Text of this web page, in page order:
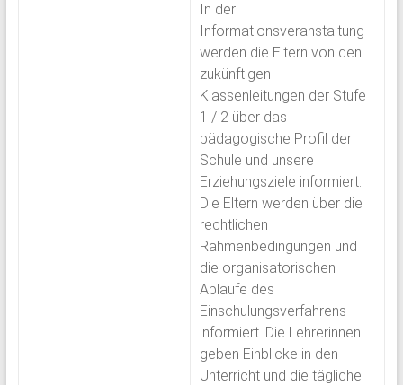
In der
Informationsveranstaltung
werden die Eltern von den
zukünftigen
Klassenleitungen der Stufe
1 / 2 über das
pädagogische Profil der
Schule und unsere
Erziehungsziele informiert.
Die Eltern werden über die
rechtlichen
Rahmenbedingungen und
die organisatorischen
Abläufe des
Einschulungsverfahrens
informiert. Die Lehrerinnen
geben Einblicke in den
Unterricht und die tägliche